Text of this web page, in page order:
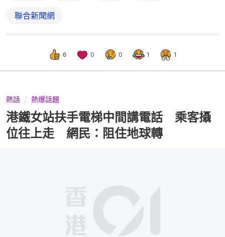
聯合新聞網
6 0 0 1 1
熱話 熱爆話題
港鐵女站扶手電梯中間講電話 乘客攝
位往上走 網民：阻住地球轉